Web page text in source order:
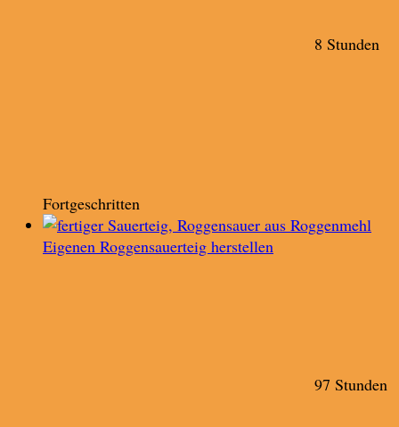
8 Stunden
Fortgeschritten
Eigenen Roggensauerteig herstellen
97 Stunden